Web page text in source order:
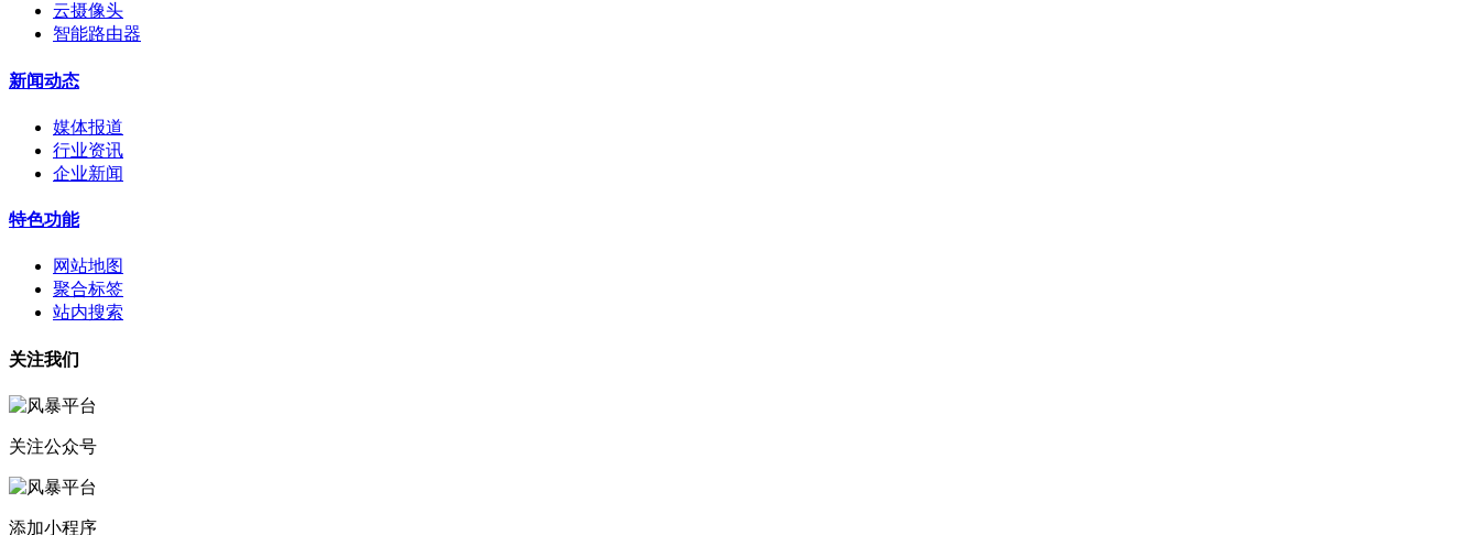
云摄像头
智能路由器
新闻动态
媒体报道
行业资讯
企业新闻
特色功能
网站地图
聚合标签
站内搜索
关注我们
关注公众号
添加小程序